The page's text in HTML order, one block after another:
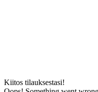
Kiitos tilauksestasi!